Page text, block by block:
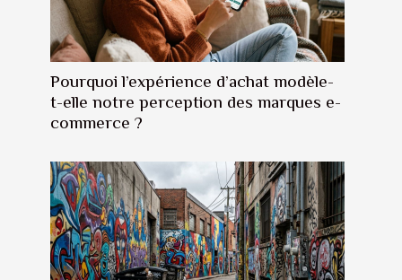
Pourquoi l’expérience d’achat modèle-
t-elle notre perception des marques e-
commerce ?